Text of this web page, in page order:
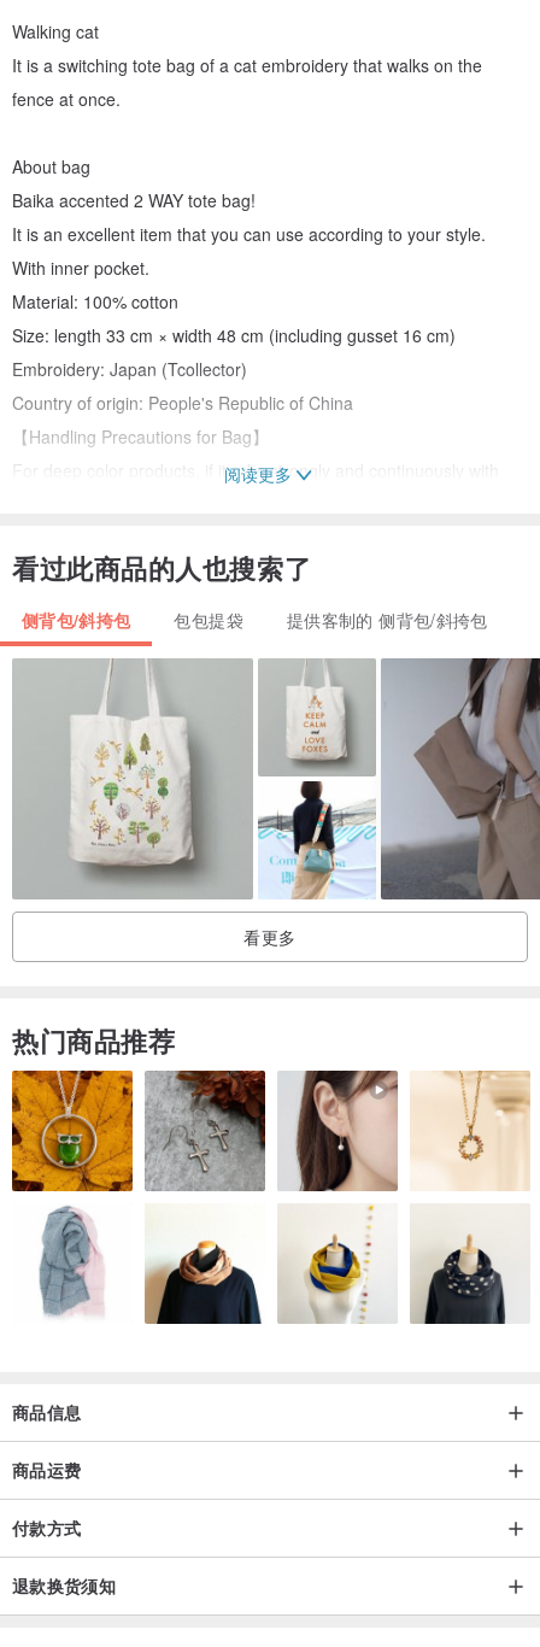
Walking cat
It is a switching tote bag of a cat embroidery that walks on the
fence at once.
About bag
Baika accented 2 WAY tote bag!
It is an excellent item that you can use according to your style.
With inner pocket.
Material: 100% cotton
Size: length 33 cm × width 48 cm (including gusset 16 cm)
Embroidery: Japan (Tcollector)
Country of origin: People's Republic of China
【Handling Precautions for Bag】
For deep color products, if it rubs strongly and continuously with
阅读更多
看过此商品的人也搜索了
侧背包/斜挎包 包包提袋 提供客制的 侧背包/斜挎包
看更多
热门商品推荐
商品信息
商品运费
付款方式
退款换货须知